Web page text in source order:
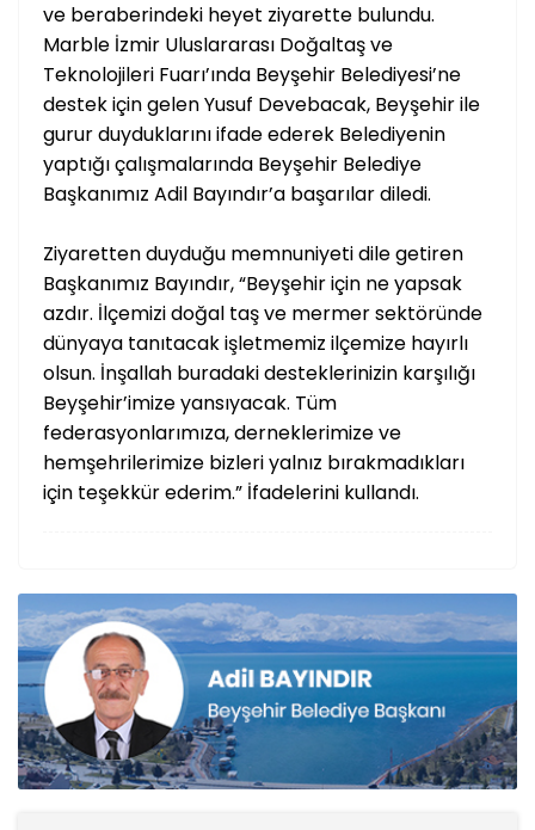
ve beraberindeki heyet ziyarette bulundu.
Marble İzmir Uluslararası Doğaltaş ve
Teknolojileri Fuarı’ında Beyşehir Belediyesi’ne
destek için gelen Yusuf Devebacak, Beyşehir ile
gurur duyduklarını ifade ederek Belediyenin
yaptığı çalışmalarında Beyşehir Belediye
Başkanımız Adil Bayındır’a başarılar diledi.
Ziyaretten duyduğu memnuniyeti dile getiren
Başkanımız Bayındır, “Beyşehir için ne yapsak
azdır. İlçemizi doğal taş ve mermer sektöründe
dünyaya tanıtacak işletmemiz ilçemize hayırlı
olsun. İnşallah buradaki desteklerinizin karşılığı
Beyşehir’imize yansıyacak. Tüm
federasyonlarımıza, derneklerimize ve
hemşehrilerimize bizleri yalnız bırakmadıkları
için teşekkür ederim.” İfadelerini kullandı.